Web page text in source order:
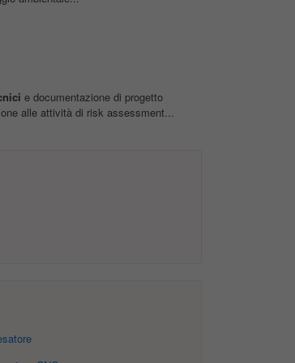
e documentazione di progetto
alle attività di risk assessment...